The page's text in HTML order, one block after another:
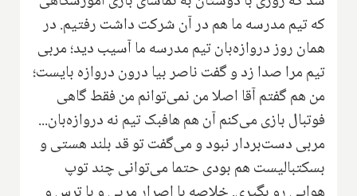
که تیم مدرسه ما هم در آن شرکت داشت رفتیم. در
همان روز دروازه‌بان تیم مدرسه ما آسیب دید؛ مربی
تیم مرا صدا زد و گفت ناصر بیا درون دروازه بایست؛
من هم گفتم آقا اصلا من نمی‌توانم من فقط گاهی
فوتبال بازی می‌کنم آن هم هافبک تیم نه دروازه‌بان...
مربی دست‌بردار نبود و می‌گفت تو قد بلند هستی و
بسکتبالیست هم بودی حتما می‌توانی چند توپ